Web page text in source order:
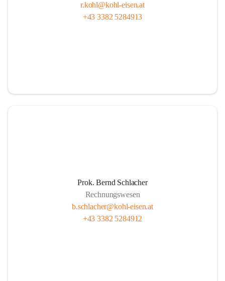
r.kohl@kohl-eisen.at
+43 3382 5284913
Prok. Bernd Schlacher
Rechnungswesen
b.schlacher@kohl-eisen.at
+43 3382 5284912